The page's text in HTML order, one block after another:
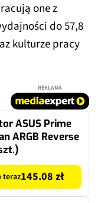
one z
do 57,8
kulturze pracy
REKLAMA
ASUS Prime
ARGB Reverse
teraz145.08 zł